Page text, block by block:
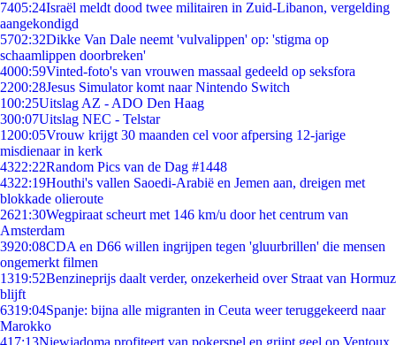
7405:24Israël meldt dood twee militairen in Zuid-Libanon, vergelding
aangekondigd
5702:32Dikke Van Dale neemt 'vulvalippen' op: 'stigma op
schaamlippen doorbreken'
4000:59Vinted-foto's van vrouwen massaal gedeeld op seksfora
2200:28Jesus Simulator komt naar Nintendo Switch
100:25Uitslag AZ - ADO Den Haag
300:07Uitslag NEC - Telstar
1200:05Vrouw krijgt 30 maanden cel voor afpersing 12-jarige
misdienaar in kerk
4322:22Random Pics van de Dag #1448
4322:19Houthi's vallen Saoedi-Arabië en Jemen aan, dreigen met
blokkade olieroute
2621:30Wegpiraat scheurt met 146 km/u door het centrum van
Amsterdam
3920:08CDA en D66 willen ingrijpen tegen 'gluurbrillen' die mensen
ongemerkt filmen
1319:52Benzineprijs daalt verder, onzekerheid over Straat van Hormuz
blijft
6319:04Spanje: bijna alle migranten in Ceuta weer teruggekeerd naar
Marokko
417:13Niewiadoma profiteert van pokerspel en grijpt geel op Ventoux